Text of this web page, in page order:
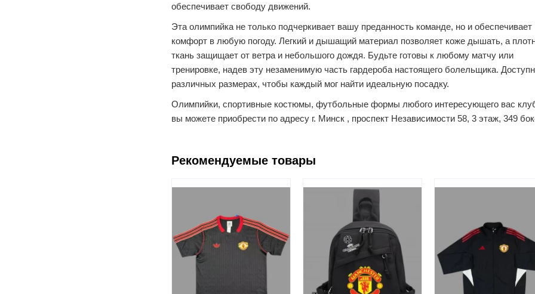
обеспечивает свободу движений.
Эта олимпийка не только подчеркивает вашу преданность команде, но и обеспечивает
комфорт в любую погоду. Легкий и дышащий материал позволяет коже дышать, а
ткань защищает от ветра и небольшого дождя. Будьте готовы к любому матчу или
тренировке, надев эту незаменимую часть гардероба настоящего болельщика.
различных размерах, чтобы каждый мог найти идеальную посадку.
Олимпийки, спортивные костюмы, футбольные формы любого интересующего вас
вы можете приобрести по адресу г. Минск , проспект Независимости 58, 3 этаж, 349
Рекомендуемые товары